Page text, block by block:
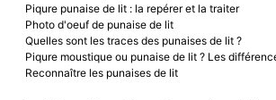
Piqure punaise de lit : la repérer et la traiter
Photo d'oeuf de punaise de lit
Quelles sont les traces des punaises de lit ?
Piqure moustique ou punaise de lit ? Les
Reconnaître les punaises de lit